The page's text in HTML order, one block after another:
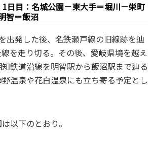
日目：名城公園－東大手＝堀川－栄町
智＝飯沼
出発した後、名鉄瀬戸線の旧線跡を辿
を走り切る。その後、愛岐県境を越え
鉄道沿線を明智駅から飯沼駅まで辿る
温泉や花白温泉にも立ち寄る予定とし
以下のとおり。